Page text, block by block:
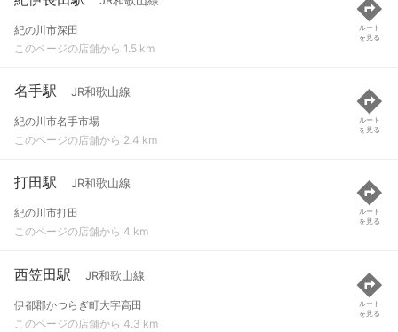
紀の川市深田
このページの店舗から 1.5 km
ルート
を見る
名手駅 JR和歌山線
紀の川市名手市場
このページの店舗から 2.4 km
ルート
を見る
打田駅 JR和歌山線
紀の川市打田
このページの店舗から 4 km
ルート
を見る
西笠田駅 JR和歌山線
伊都郡かつらぎ町大字高田
このページの店舗から 4.3 km
ルート
を見る